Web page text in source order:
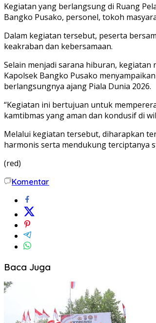
Kegiatan yang berlangsung di Ruang
Bangko Pusako, personel, tokoh
Dalam kegiatan tersebut, peserta
keakraban dan kebersamaan.
Selain menjadi sarana hiburan,
Kapolsek Bangko Pusako
berlangsungnya ajang Piala Dunia 2026.
“Kegiatan ini bertujuan untuk
kamtibmas yang aman dan kondusif di
Melalui kegiatan tersebut, diharapkan
harmonis serta mendukung terciptanya
(red)
Komentar
Baca Juga